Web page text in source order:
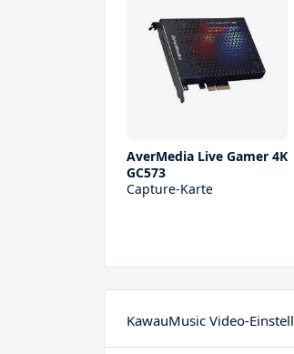
AverMedia Live Gamer 4K
GC573
Capture-Karte
KawauMusic Video-